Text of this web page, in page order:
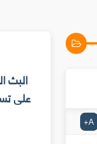
A
+
البث
على